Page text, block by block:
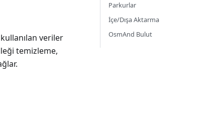
veriler
temizleme,
Parkurlar
İçe/Dışa Aktarma
OsmAnd Bulut